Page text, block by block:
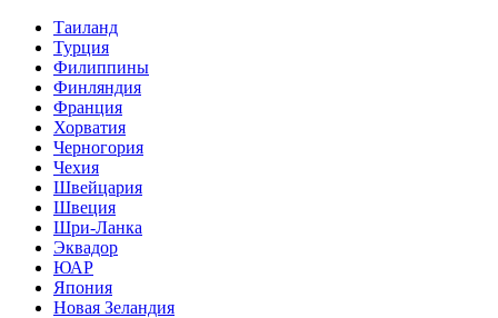
Таиланд
Турция
Филиппины
Финляндия
Франция
Хорватия
Черногория
Чехия
Швейцария
Швеция
Шри-Ланка
Эквадор
ЮАР
Япония
Новая Зеландия